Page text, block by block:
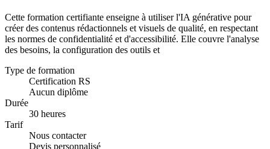
Cette formation certifiante enseigne à utiliser l'IA générative pour
créer des contenus rédactionnels et visuels de qualité, en respectant
les normes de confidentialité et d'accessibilité. Elle couvre l'analyse
des besoins, la configuration des outils et
Type de formation
Certification RS
Aucun diplôme
Durée
30 heures
Tarif
Nous contacter
Devis personnalisé